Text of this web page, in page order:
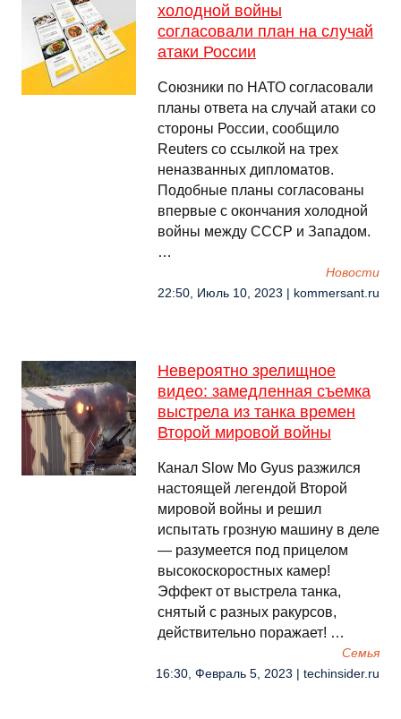
холодной войны
согласовали план на случай
атаки России
Союзники по НАТО согласовали
планы ответа на случай атаки со
стороны России, сообщило
Reuters со ссылкой на трех
неназванных дипломатов.
Подобные планы согласованы
впервые с окончания холодной
войны между СССР и Западом.
…
Новости
22:50, Июль 10, 2023 | kommersant.ru
Невероятно зрелищное
видео: замедленная съемка
выстрела из танка времен
Второй мировой войны
Канал Slow Mo Gyus разжился
настоящей легендой Второй
мировой войны и решил
испытать грозную машину в деле
— разумеется под прицелом
высокоскоростных камер!
Эффект от выстрела танка,
снятый с разных ракурсов,
действительно поражает! …
Семья
16:30, Февраль 5, 2023 | techinsider.ru